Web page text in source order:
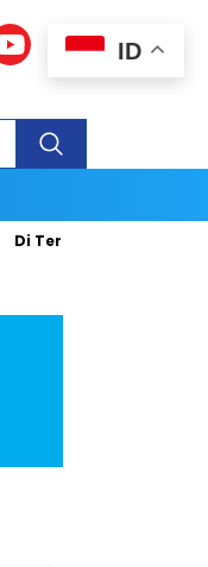
Tengah Pusaran Hoaks
ID